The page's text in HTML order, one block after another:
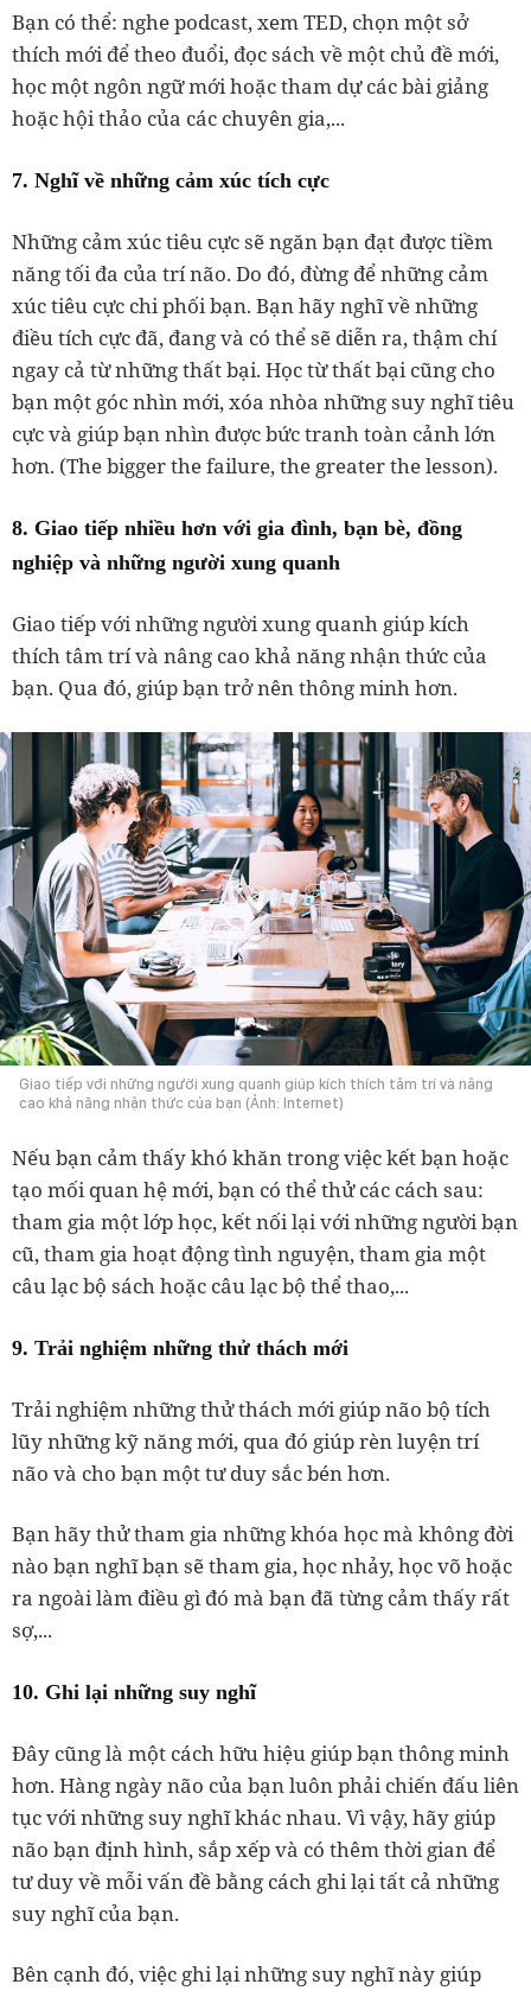
Bạn có thể: nghe podcast, xem TED, chọn một sở
thích mới để theo đuổi, đọc sách về một chủ đề mới,
học một ngôn ngữ mới hoặc tham dự các bài giảng
hoặc hội thảo của các chuyên gia,...
7. Nghĩ về những cảm xúc tích cực
Những cảm xúc tiêu cực sẽ ngăn bạn đạt được tiềm
năng tối đa của trí não. Do đó, đừng để những cảm
xúc tiêu cực chi phối bạn. Bạn hãy nghĩ về những
điều tích cực đã, đang và có thể sẽ diễn ra, thậm chí
ngay cả từ những thất bại. Học từ thất bại cũng cho
bạn một góc nhìn mới, xóa nhòa những suy nghĩ tiêu
cực và giúp bạn nhìn được bức tranh toàn cảnh lớn
hơn. (The bigger the failure, the greater the lesson).
8. Giao tiếp nhiều hơn với gia đình, bạn bè, đồng
nghiệp và những người xung quanh
Giao tiếp với những người xung quanh giúp kích
thích tâm trí và nâng cao khả năng nhận thức của
bạn. Qua đó, giúp bạn trở nên thông minh hơn.
Giao tiếp với những người xung quanh giúp kích thích tâm trí và nâng
cao khả năng nhận thức của bạn (Ảnh: Internet)
Nếu bạn cảm thấy khó khăn trong việc kết bạn hoặc
tạo mối quan hệ mới, bạn có thể thử các cách sau:
tham gia một lớp học, kết nối lại với những người bạn
cũ, tham gia hoạt động tình nguyện, tham gia một
câu lạc bộ sách hoặc câu lạc bộ thể thao,...
9. Trải nghiệm những thử thách mới
Trải nghiệm những thử thách mới giúp não bộ tích
lũy những kỹ năng mới, qua đó giúp rèn luyện trí
não và cho bạn một tư duy sắc bén hơn.
Bạn hãy thử tham gia những khóa học mà không đời
nào bạn nghĩ bạn sẽ tham gia, học nhảy, học võ hoặc
ra ngoài làm điều gì đó mà bạn đã từng cảm thấy rất
sợ,...
10. Ghi lại những suy nghĩ
Đây cũng là một cách hữu hiệu giúp bạn thông minh
hơn. Hàng ngày não của bạn luôn phải chiến đấu liên
tục với những suy nghĩ khác nhau. Vì vậy, hãy giúp
não bạn định hình, sắp xếp và có thêm thời gian để
tư duy về mỗi vấn đề bằng cách ghi lại tất cả những
suy nghĩ của bạn.
Bên cạnh đó, việc ghi lại những suy nghĩ này giúp